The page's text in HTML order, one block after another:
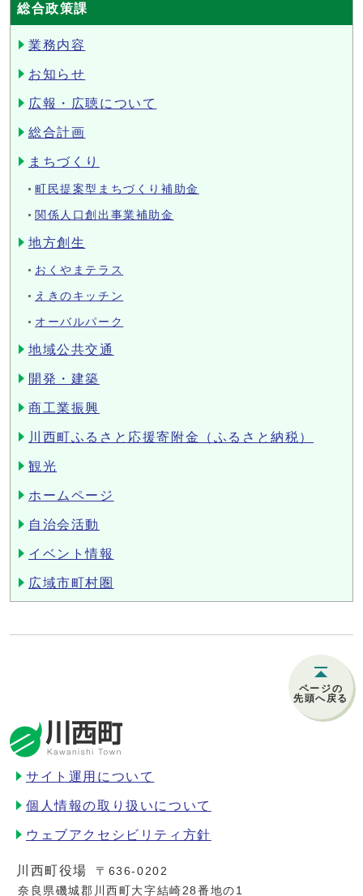
総合政策課
業務内容
お知らせ
広報・広聴について
総合計画
まちづくり
町民提案型まちづくり補助金
関係人口創出事業補助金
地方創生
おくやまテラス
えきのキッチン
オーバルパーク
地域公共交通
開発・建築
商工業振興
川西町ふるさと応援寄附金（ふるさと納税）
観光
ホームページ
自治会活動
イベント情報
広域市町村圏
ページの
先頭へ戻る
サイト運用について
個人情報の取り扱いについて
ウェブアクセシビリティ方針
川西町役場
〒636-0202
奈良県磯城郡川西町大字結崎28番地の1